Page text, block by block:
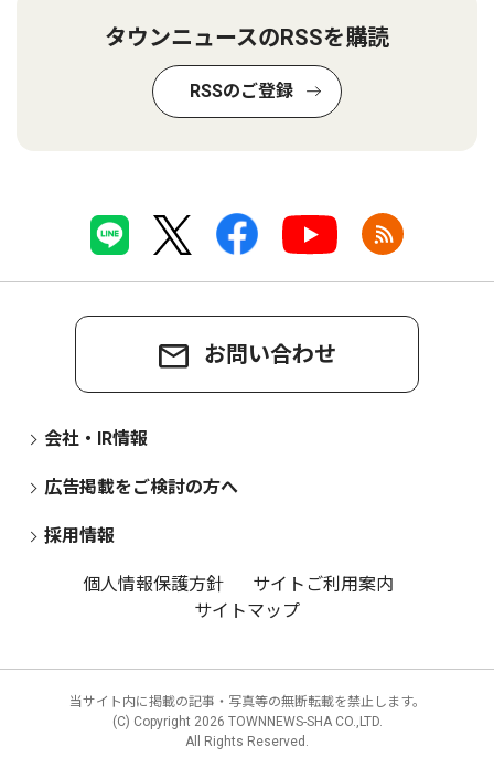
タウンニュースのRSSを購読
RSSのご登録
お問い合わせ
会社・IR情報
広告掲載をご検討の方へ
採用情報
個人情報保護方針
サイトご利用案内
サイトマップ
当サイト内に掲載の記事・写真等の無断転載を禁止します。
(C) Copyright 2026 TOWNNEWS-SHA CO.,LTD.
All Rights Reserved.